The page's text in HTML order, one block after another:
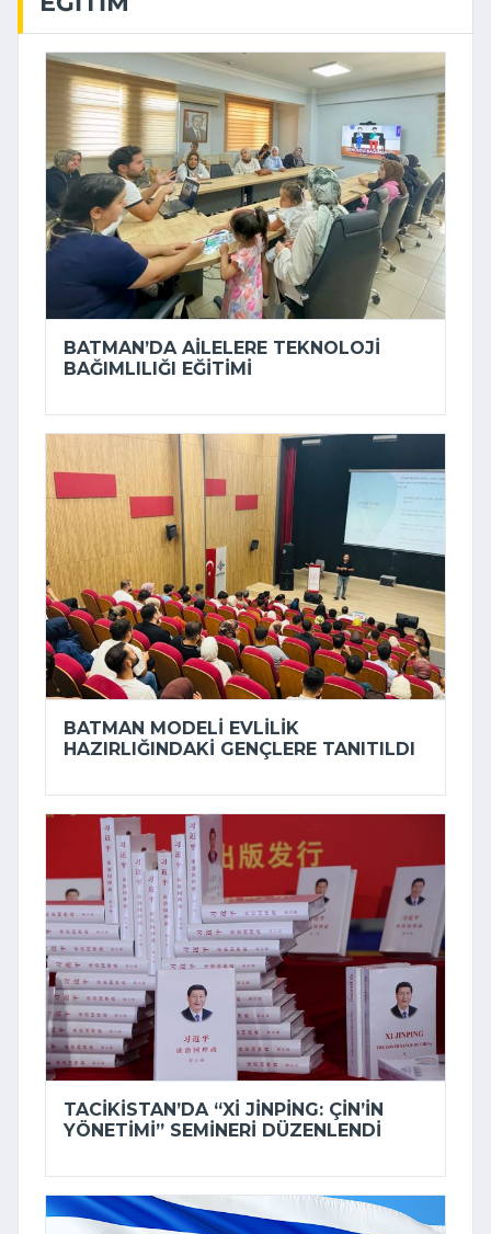
BATMAN’DA AILELERE TEKNOLOJI
BAĞIMLILIĞI EĞITIMI
BATMAN MODELI EVLILIK
HAZIRLIĞINDAKI GENÇLERE TANITILDI
TACIKISTAN’DA “XI JINPING: ÇIN’IN
YÖNETIMI” SEMINERI DÜZENLENDI